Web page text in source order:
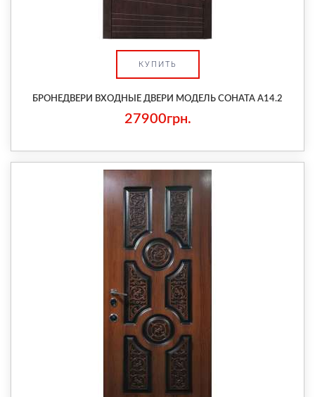
КУПИТЬ
БРОНЕДВЕРИ ВХОДНЫЕ ДВЕРИ МОДЕЛЬ СОНАТА A14.2
27900грн.